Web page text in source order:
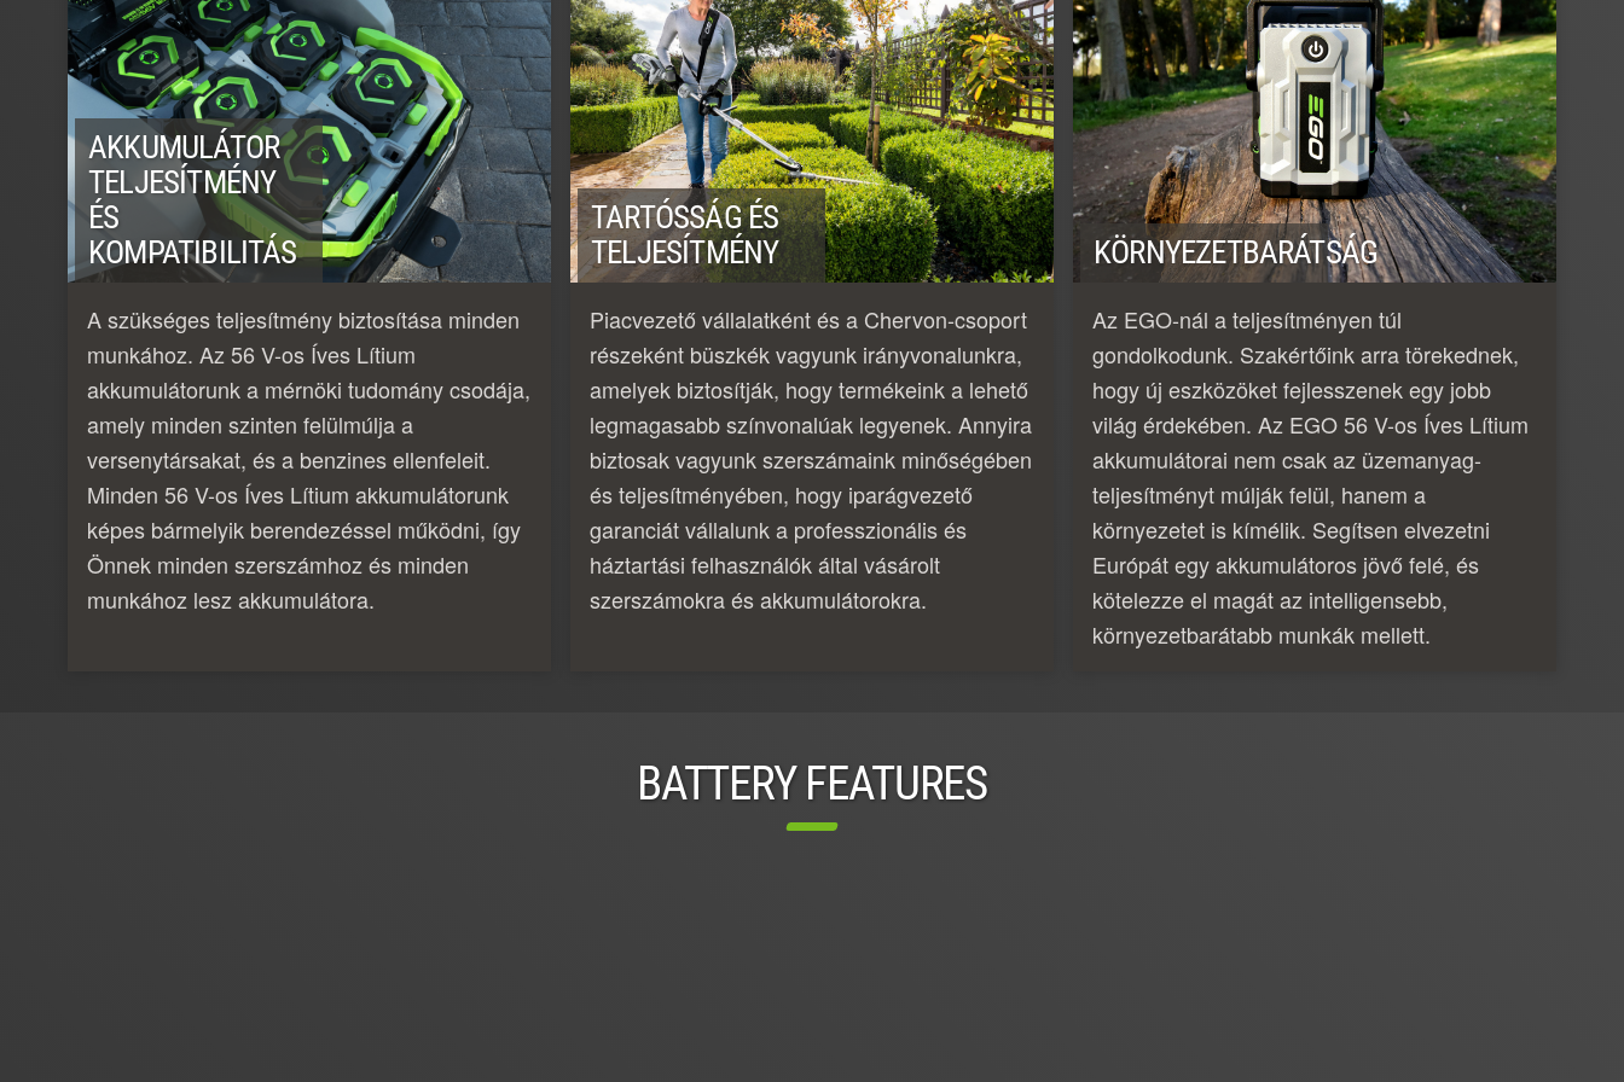
AKKUMULÁTOR
TELJESÍTMÉNY
ÉS
KOMPATIBILITÁS
A szükséges teljesítmény biztosítása minden
munkához. Az 56 V-os Íves Lítium
akkumulátorunk a mérnöki tudomány csodája,
amely minden szinten felülmúlja a
versenytársakat, és a benzines ellenfeleit.
Minden 56 V-os Íves Lítium akkumulátorunk
képes bármelyik berendezéssel működni, így
Önnek minden szerszámhoz és minden
munkához lesz akkumulátora.
TARTÓSSÁG ÉS
TELJESÍTMÉNY
Piacvezető vállalatként és a Chervon-csoport
részeként büszkék vagyunk irányvonalunkra,
amelyek biztosítják, hogy termékeink a lehető
legmagasabb színvonalúak legyenek. Annyira
biztosak vagyunk szerszámaink minőségében
és teljesítményében, hogy iparágvezető
garanciát vállalunk a professzionális és
háztartási felhasználók által vásárolt
szerszámokra és akkumulátorokra.
KÖRNYEZETBARÁTSÁG
Az EGO-nál a teljesítményen túl
gondolkodunk. Szakértőink arra törekednek,
hogy új eszközöket fejlesszenek egy jobb
világ érdekében. Az EGO 56 V-os Íves Lítium
akkumulátorai nem csak az üzemanyag-
teljesítményt múlják felül, hanem a
környezetet is kímélik. Segítsen elvezetni
Európát egy akkumulátoros jövő felé, és
kötelezze el magát az intelligensebb,
környezetbarátabb munkák mellett.
BATTERY FEATURES